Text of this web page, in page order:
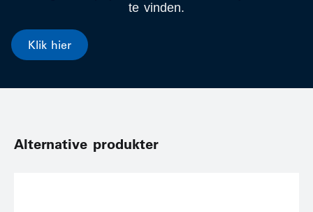
te vinden.
Klik hier
Alternative produkter